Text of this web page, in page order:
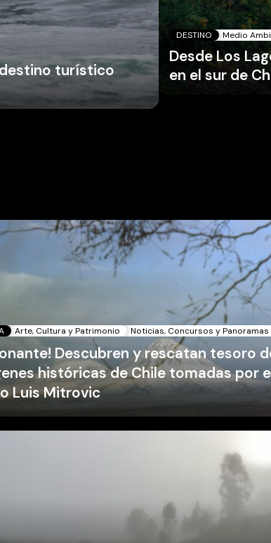
turístico
DESTINO Medio
Desde Los
en el sur de
Arte, Cultura y Patrimonio Noticias, Concursos y Panoramas
Descubren y rescatan tesoro
históricas de Chile tomadas por
Luis Mitrovic